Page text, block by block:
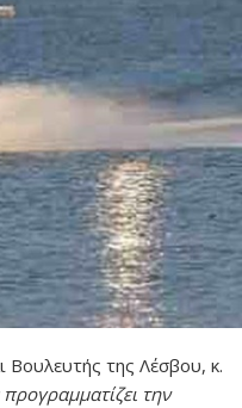
Βουλευτής της Λέσβου, κ.
την